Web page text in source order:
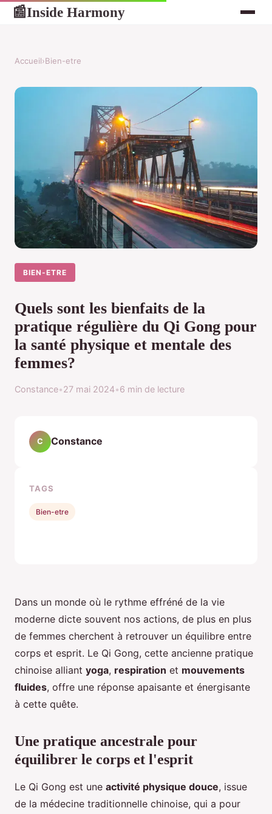
📰Inside Harmony
Accueil›Bien-etre
BIEN-ETRE
Quels sont les bienfaits de la
pratique régulière du Qi Gong pour
la santé physique et mentale des
femmes?
Constance•27 mai 2024•6 min de lecture
Dans un monde où le rythme effréné de la vie
moderne dicte souvent nos actions, de plus en plus
de femmes cherchent à retrouver un équilibre entre
corps et esprit. Le Qi Gong, cette ancienne pratique
chinoise alliant yoga, respiration et mouvements
fluides, offre une réponse apaisante et énergisante
à cette quête.
Une pratique ancestrale pour
équilibrer le corps et l'esprit
Le Qi Gong est une activité physique douce, issue
de la médecine traditionnelle chinoise, qui a pour
C Constance
TAGS
Bien-etre